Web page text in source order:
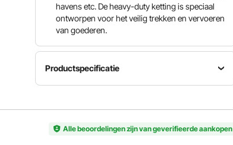
havens etc. De heavy-duty ketting is speciaal
ontworpen voor het veilig trekken en vervoeren
van goederen.
Productspecificatie
Kettinglengte
Kettingdiametervan het product
geverfd
Alle beoordelingen zijn van geverifieerde aankopen